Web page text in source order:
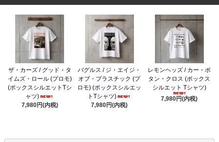
ザ・カーズ / グッド・タ
イムズ・ロール (プロモ)
(ボックスシルエットTシ
ャツ)
7,980円(内税)
バグルス / ジ・エイジ・
オブ・プラスチック (プ
ロモ) (ボックスシルエッ
トTシャツ)
7,980円(内税)
レモンヘッズ / カー・ボ
タン・クロス (ボックス
シルエット Tシャツ)
7,980円(内税)